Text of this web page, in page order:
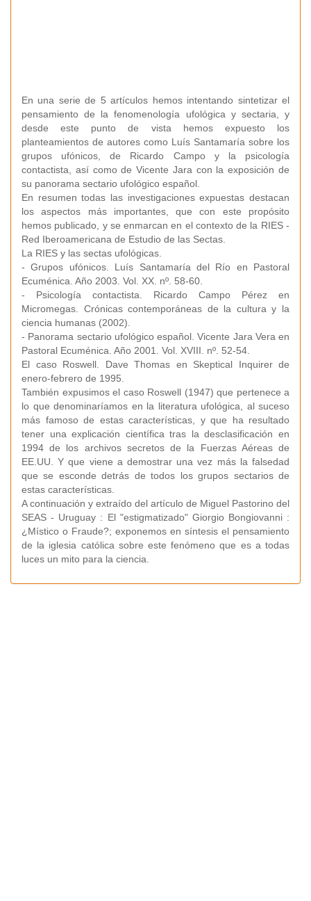
En una serie de 5 artículos hemos intentando sintetizar el
pensamiento de la fenomenología ufológica y sectaria, y
desde este punto de vista hemos expuesto los
planteamientos de autores como Luís Santamaría sobre los
grupos ufónicos, de Ricardo Campo y la psicología
contactista, así como de Vicente Jara con la exposición de
su panorama sectario ufológico español.
En resumen todas las investigaciones expuestas destacan
los aspectos más importantes, que con este propósito
hemos publicado, y se enmarcan en el contexto de la RIES -
Red Iberoamericana de Estudio de las Sectas.
La RIES y las sectas ufológicas.
- Grupos ufónicos. Luís Santamaría del Río en Pastoral
Ecuménica. Año 2003. Vol. XX. nº. 58-60.
- Psicología contactista. Ricardo Campo Pérez en
Micromegas. Crónicas contemporáneas de la cultura y la
ciencia humanas (2002).
- Panorama sectario ufológico español. Vicente Jara Vera en
Pastoral Ecuménica. Año 2001. Vol. XVIII. nº. 52-54.
El caso Roswell. Dave Thomas en Skeptical Inquirer de
enero-febrero de 1995.
También expusimos el caso Roswell (1947) que pertenece a
lo que denominaríamos en la literatura ufológica, al suceso
más famoso de estas características, y que ha resultado
tener una explicación científica tras la desclasificación en
1994 de los archivos secretos de la Fuerzas Aéreas de
EE.UU. Y que viene a demostrar una vez más la falsedad
que se esconde detrás de todos los grupos sectarios de
estas características.
A continuación y extraído del artículo de Miguel Pastorino del
SEAS - Uruguay : El "estigmatizado" Giorgio Bongiovanni :
¿Místico o Fraude?; exponemos en síntesis el pensamiento
de la iglesia católica sobre este fenómeno que es a todas
luces un mito para la ciencia.